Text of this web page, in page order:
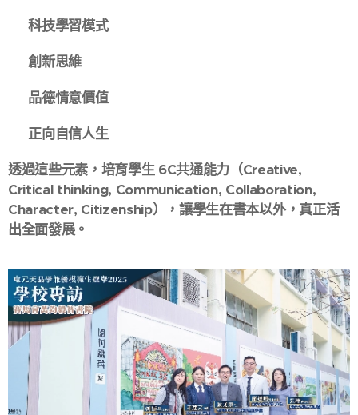
💻 科技學習模式
🧠 創新思維
🌟 品德情意價值
😊 正向自信人生
透過這些元素，培育學生 6C共通能力（Creative,
Critical thinking, Communication, Collaboration,
Character, Citizenship），讓學生在書本以外，真正活
出全面發展。